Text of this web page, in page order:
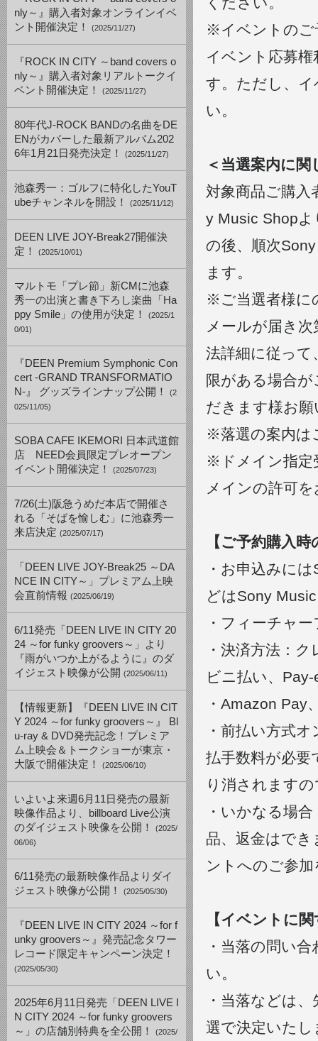
nly～』購入者対象オンラインイベ
ント開催決定！
(2025/11/27)
『ROCK IN CITY ～band covers o
nly～』購入者対象リアルトークイ
ベント開催決定！
(2025/11/27)
80年代J-ROCK BANDの名曲をDE
ENがカバーした最新アルバム202
6年1月21日発売決定！
(2025/11/27)
池森秀一：ゴルフに特化したYouT
ubeチャンネルを開設！
(2025/11/12)
DEEN LIVE JOY-Break27開催決
定！
(2025/10/01)
マルトモ「プレ節」新CMに池森
秀一の出演と書き下ろし楽曲「Ha
ppy Smile」の使用が決定！
(2025/1
0/01)
『DEEN Premium Symphonic Con
cert -GRAND TRANSFORMATIO
N-』 グッズラインナップ公開！
(2
025/11/05)
SOBA CAFE IKEMORI 日本武道館
店 NEED会員限定プレオープン
イベント開催決定！
(2025/07/23)
7/26(土)阪急うめだ本店で開催さ
れる「そばを愉しむ」に池森秀一
来店決定 (2025/07/17)
「DEEN LIVE JOY-Break25 ～DA
NCE IN CITY～」プレミアム上映
会直前情報 (2025/06/19)
6/11発売「DEEN LIVE IN CITY 20
24 ～for funky groovers～」より
『雨がいつか上がるように』のダ
イジェスト映像が公開 (2025/06/11)
【情報更新】『DEEN LIVE IN CIT
Y 2024 ～for funky groovers～』 Bl
u-ray & DVD発売記念！プレミア
ム上映会＆トークショーが東京・
大阪で開催決定！
(2025/06/10)
いよいよ来週6月11日発売の最新
映像作品より、billboard Live公演
のダイジェスト映像を公開！
(2025/
06/06)
6/11発売の最新映像作品よりダイ
ジェスト映像が公開！
(2025/05/30)
『DEEN LIVE IN CITY 2024 ～for f
unky groovers～』発売記念タワー
レコード限定キャンペーン決定！
(2025/05/30)
2025年6月11日発売「DEEN LIVE I
N CITY 2024 ～for funky groovers
～」の店舗別特典を全公開！
(2025/
※イベントのご
イベント応募
す。ただし、
い。
＜当選案内に関
対象商品ご購入
y Music Shop
の後、順次
ます。
※ご当選者様に
メールが届き
法詳細に従って
限がある場合
だきます様お
※落選の案内は
※ドメイン指定
メインの許可
【ご予約購入
・お申込みに
どはSony
・フィーチャ
・決済方法：
ビニ払い、
・Amazon Pay
・前払い方式
払手数料が必要
り消されます
・いかなる場
品、返金はで
ントへのご参
【イベントに
・当落の問い
い。
・当落などは
選で決定いたし